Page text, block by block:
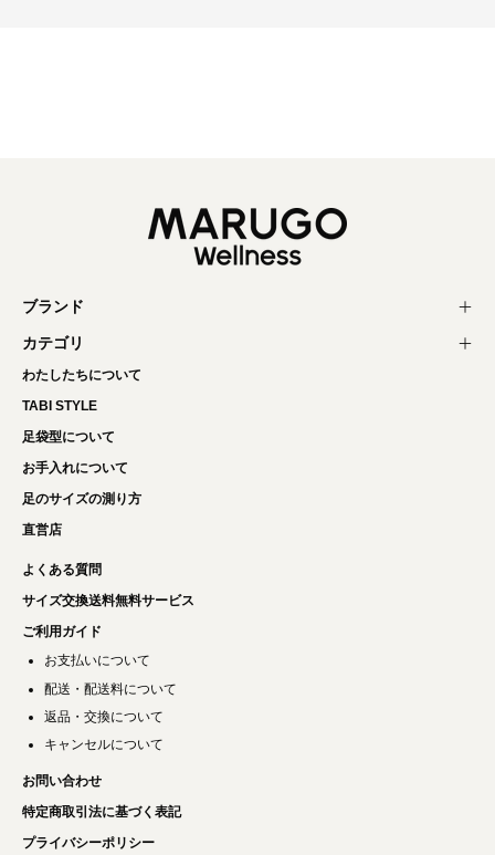
ブランド
カテゴリ
わたしたちについて
TABI STYLE
足袋型について
お手入れについて
足のサイズの測り方
直営店
よくある質問
サイズ交換送料無料サービス
ご利用ガイド
お支払いについて
配送・配送料について
返品・交換について
キャンセルについて
お問い合わせ
特定商取引法に基づく表記
プライバシーポリシー